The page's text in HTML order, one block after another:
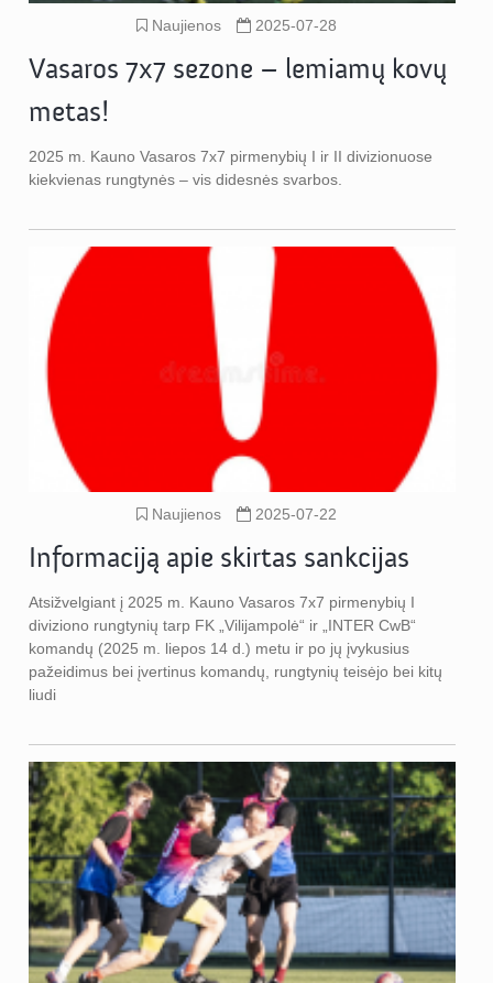
Naujienos 2025-07-28
Vasaros 7x7 sezone – lemiamų kovų
metas!
2025 m. Kauno Vasaros 7x7 pirmenybių I ir II divizionuose
kiekvienas rungtynės – vis didesnės svarbos.
Naujienos 2025-07-22
Informaciją apie skirtas sankcijas
Atsižvelgiant į 2025 m. Kauno Vasaros 7x7 pirmenybių I
diviziono rungtynių tarp FK „Vilijampolė“ ir „INTER CwB“
komandų (2025 m. liepos 14 d.) metu ir po jų įvykusius
pažeidimus bei įvertinus komandų, rungtynių teisėjo bei kitų
liudi